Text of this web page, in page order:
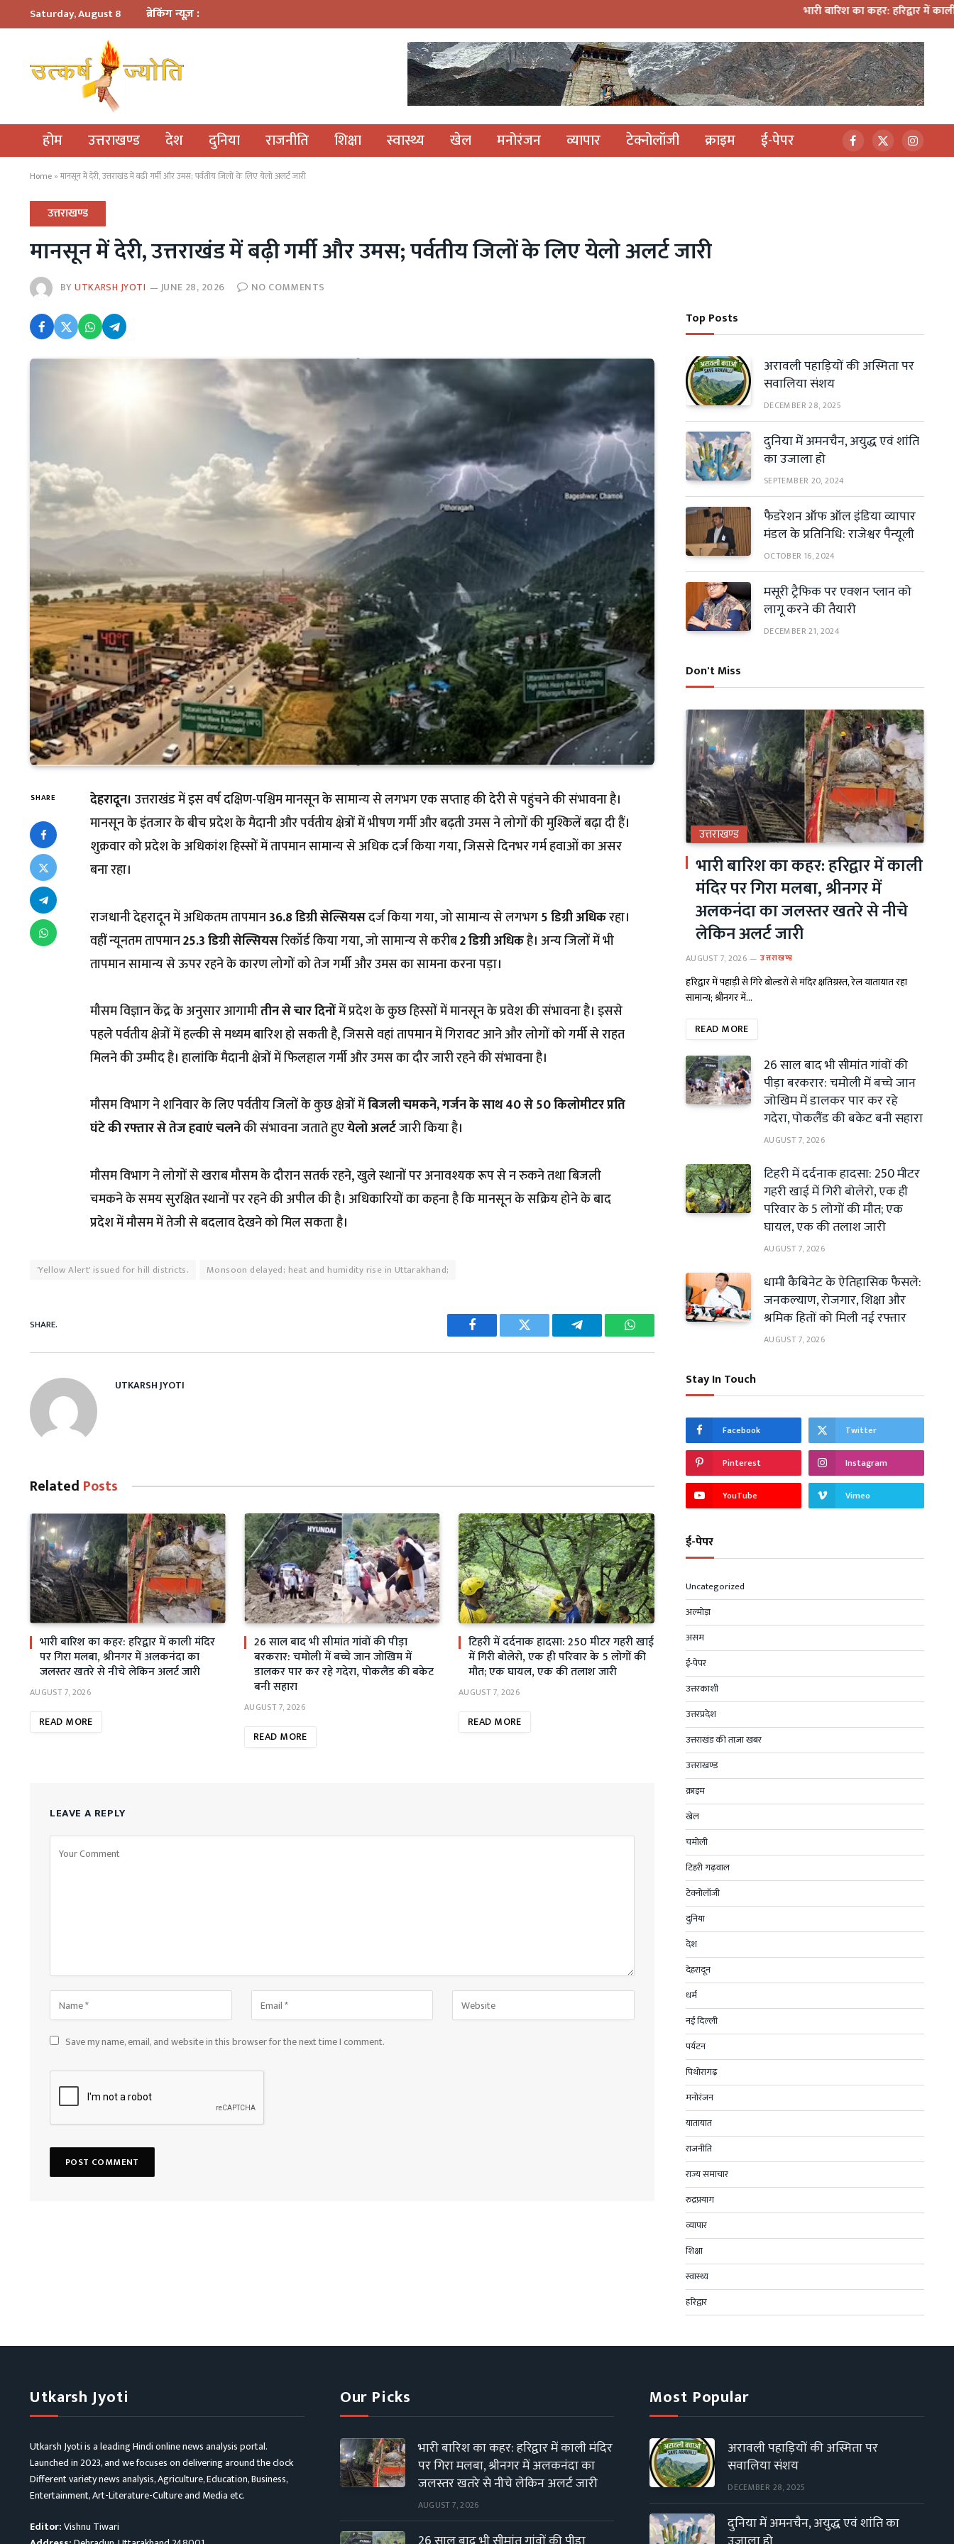
Saturday, August 8 ब्रेकिंग न्यूज़ : भारी बारिश का कहर: हरिद्वार में काली मंदिर पर
होम उत्तराखण्ड देश दुनिया राजनीति शिक्षा स्वास्थ्य खेल मनोरंजन व्यापार टेक्नोलॉजी क्राइम ई-पेपर Facebook
X
(Twitter)
Home »मानसून में देरी, उत्तराखंड में बढ़ी गर्मी और उमस; पर्वतीय जिलों के लिए येलो अलर्ट जारी
उत्तराखण्ड
मानसून में देरी, उत्तराखंड में बढ़ी गर्मी और उमस; पर्वतीय जिलों के लिए येलो अलर्ट जारी
BYUTKARSH JYOTI JUNE 28, 2026 NO COMMENTS
SHARE देहरादून। उत्तराखंड में इस वर्ष दक्षिण-पश्चिम मानसून के सामान्य से लगभग एक सप्ताह की देरी से पहुंचने की संभावना है।
मानसून के इंतजार के बीच प्रदेश के मैदानी और पर्वतीय क्षेत्रों में भीषण गर्मी और बढ़ती उमस ने लोगों की मुश्किलें बढ़ा दी हैं।
शुक्रवार को प्रदेश के अधिकांश हिस्सों में तापमान सामान्य से अधिक दर्ज किया गया, जिससे दिनभर गर्म हवाओं का असर
बना रहा।
राजधानी देहरादून में अधिकतम तापमान36.8 डिग्री सेल्सियसदर्ज किया गया, जो सामान्य से लगभग5 डिग्री अधिकरहा।
वहीं न्यूनतम तापमान25.3 डिग्री सेल्सियसरिकॉर्ड किया गया, जो सामान्य से करीब2 डिग्री अधिकहै। अन्य जिलों में भी
तापमान सामान्य से ऊपर रहने के कारण लोगों को तेज गर्मी और उमस का सामना करना पड़ा।
मौसम विज्ञान केंद्र के अनुसार आगामीतीन से चार दिनोंमें प्रदेश के कुछ हिस्सों में मानसून के प्रवेश की संभावना है। इससे
पहले पर्वतीय क्षेत्रों में हल्की से मध्यम बारिश हो सकती है, जिससे वहां तापमान में गिरावट आने और लोगों को गर्मी से राहत
मिलने की उम्मीद है। हालांकि मैदानी क्षेत्रों में फिलहाल गर्मी और उमस का दौर जारी रहने की संभावना है।
मौसम विभाग ने शनिवार के लिए पर्वतीय जिलों के कुछ क्षेत्रों मेंबिजली चमकने, गर्जन के साथ 40 से 50 किलोमीटर प्रति
घंटे की रफ्तार से तेज हवाएं चलनेकी संभावना जताते हुएयेलो अलर्टजारी किया है।
मौसम विभाग ने लोगों से खराब मौसम के दौरान सतर्क रहने, खुले स्थानों पर अनावश्यक रूप से न रुकने तथा बिजली
चमकने के समय सुरक्षित स्थानों पर रहने की अपील की है। अधिकारियों का कहना है कि मानसून के सक्रिय होने के बाद
प्रदेश में मौसम में तेजी से बदलाव देखने को मिल सकता है।
'Yellow Alert' issued for hill districts. Monsoon delayed; heat and humidity rise in Uttarakhand;
SHARE.
Facebook Twitter Telegram WhatsApp
UTKARSH JYOTI
Related Posts
भारी बारिश का कहर: हरिद्वार में काली मंदिर
पर गिरा मलबा, श्रीनगर में अलकनंदा का
जलस्तर खतरे से नीचे लेकिन अलर्ट जारी
AUGUST 7, 2026
READ MORE
26 साल बाद भी सीमांत गांवों की पीड़ा
बरकरार: चमोली में बच्चे जान जोखिम में
डालकर पार कर रहे गदेरा, पोकलैंड की बकेट
बनी सहारा
AUGUST 7, 2026
READ MORE
टिहरी में दर्दनाक हादसा: 250 मीटर गहरी खाई
में गिरी बोलेरो, एक ही परिवार के 5 लोगों की
मौत; एक घायल, एक की तलाश जारी
AUGUST 7, 2026
READ MORE
LEAVE A REPLY
Save my name, email, and website in this browser for the next time I comment.
Top Posts
अरावली पहाड़ियों की अस्मिता पर
सवालिया संशय
DECEMBER 28, 2025
दुनिया में अमनचैन, अयुद्ध एवं शांति
का उजाला हो
SEPTEMBER 20, 2024
फैडरेशन ऑफ ऑल इंडिया व्यापार
मंडल के प्रतिनिधि: राजेश्वर पैन्यूली
OCTOBER 16, 2024
मसूरी ट्रैफिक पर एक्शन प्लान को
लागू करने की तैयारी
DECEMBER 21, 2024
Don't Miss
उत्तराखण्ड
भारी बारिश का कहर: हरिद्वार में काली
मंदिर पर गिरा मलबा, श्रीनगर में
अलकनंदा का जलस्तर खतरे से नीचे
लेकिन अलर्ट जारी
AUGUST 7, 2026 उत्तराखण्ड
हरिद्वार में पहाड़ी से गिरे बोल्डरों से मंदिर क्षतिग्रस्त, रेल यातायात रहा
सामान्य; श्रीनगर में…
READ MORE
26 साल बाद भी सीमांत गांवों की
पीड़ा बरकरार: चमोली में बच्चे जान
जोखिम में डालकर पार कर रहे
गदेरा, पोकलैंड की बकेट बनी सहारा
AUGUST 7, 2026
टिहरी में दर्दनाक हादसा: 250 मीटर
गहरी खाई में गिरी बोलेरो, एक ही
परिवार के 5 लोगों की मौत; एक
घायल, एक की तलाश जारी
AUGUST 7, 2026
धामी कैबिनेट के ऐतिहासिक फैसले:
जनकल्याण, रोजगार, शिक्षा और
श्रमिक हितों को मिली नई रफ्तार
AUGUST 7, 2026
Stay In Touch
Facebook Twitter
Pinterest Instagram
YouTube Vimeo
ई-पेपर
Uncategorized
अल्मोड़ा
असम
ई-पेपर
उत्तरकाशी
उत्तरप्रदेश
उत्तराखंड की ताज़ा खबर
उत्तराखण्ड
क्राइम
खेल
चमोली
टिहरी गढ़वाल
टेक्नोलॉजी
दुनिया
देश
देहरादून
धर्म
नई दिल्ली
पर्यटन
पिथोरागढ़
मनोरंजन
यातायात
राजनीति
राज्य समाचार
रुद्रप्रयाग
व्यापार
शिक्षा
स्वास्थ्य
हरिद्वार
Utkarsh Jyoti
Utkarsh Jyoti is a leading Hindi online news analysis portal.
Launched in 2023, and we focuses on delivering around the clock
Different variety news analysis, Agriculture, Education, Business,
Entertainment, Art-Literature-Culture and Media etc.
Editor:Vishnu Tiwari
Our Picks
भारी बारिश का कहर: हरिद्वार में काली मंदिर
पर गिरा मलबा, श्रीनगर में अलकनंदा का
जलस्तर खतरे से नीचे लेकिन अलर्ट जारी
AUGUST 7, 2026
Most Popular
अरावली पहाड़ियों की अस्मिता पर
सवालिया संशय
DECEMBER 28, 2025
दुनिया में अमनचैन, अयुद्ध एवं शांति का